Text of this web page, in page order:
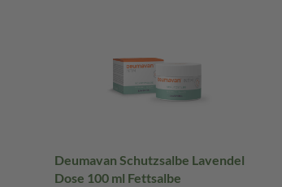
Deumavan Schutzsalbe Lavendel
Dose 100 ml Fettsalbe